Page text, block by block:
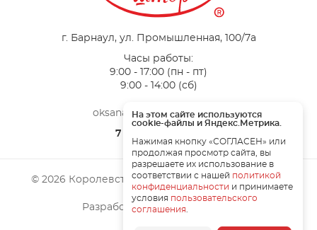
На этом сайте используются
cookie-файлы и Яндекс.Метрика.
Нажимая кнопку «СОГЛАСЕН» или
продолжая просмотр сайта, вы
разрешаете их использование в
соответствии с нашей политикой
конфиденциальности и принимаете
условия пользовательского
соглашения
г. Барнаул, ул. Промышленная, 100/7a
Часы работы:
9:00 - 17:00 (пн - пт)
9:00 - 14:00 (сб)
7 (923) 564-54-55
oksana-vertograd@mail.ru
© 2026 Королевство штор. Все права защищены
Разработка сайта –ZAHAROV